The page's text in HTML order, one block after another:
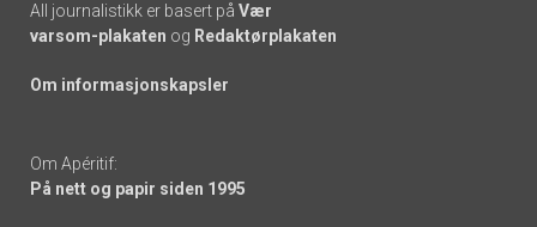
All journalistikk er basert på Vær
varsom-plakaten og Redaktørplakaten
Om informasjonskapsler
Om Apéritif:
På nett og papir siden 1995